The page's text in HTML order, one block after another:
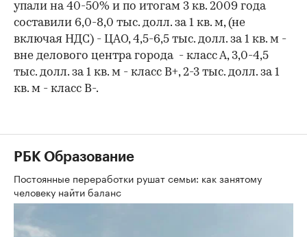
упали на 40-50% и по итогам 3 кв. 2009 года
составили 6,0-8,0 тыс. долл. за 1 кв. м, (не
включая НДС) - ЦАО, 4,5-6,5 тыс. долл. за 1 кв. м -
вне делового центра города - класс А, 3,0-4,5
тыс. долл. за 1 кв. м - класс В+, 2-3 тыс. долл. за 1
кв. м - класс В-.
РБК Образование
Постоянные переработки рушат семьи: как занятому
человеку найти баланс